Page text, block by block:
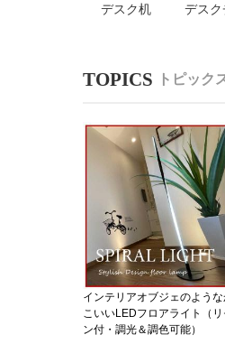
デスク机 デスク
トピック
インテリアオブジェのような
こいいLEDフロアライト（リ
ン付・調光＆調色可能）